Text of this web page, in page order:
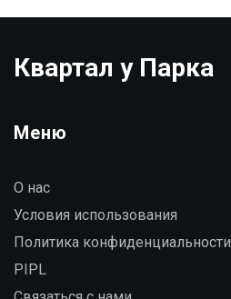
Квартал у Парка
Меню
О нас
Условия использования
Политика конфиденциальности
PIPL